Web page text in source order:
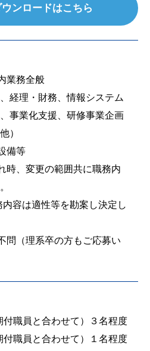
ンロードはこちら
業務全般
経理・財務、情報システム
事業化支援、研修事業企画
）
備等
、変更の範囲共に職務内
容は適性等を勘案し決定し
（理系卒の方もご応募い
職員と合わせて）３名程度
職員と合わせて）１名程度